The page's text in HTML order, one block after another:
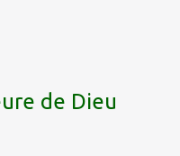
de Dieu